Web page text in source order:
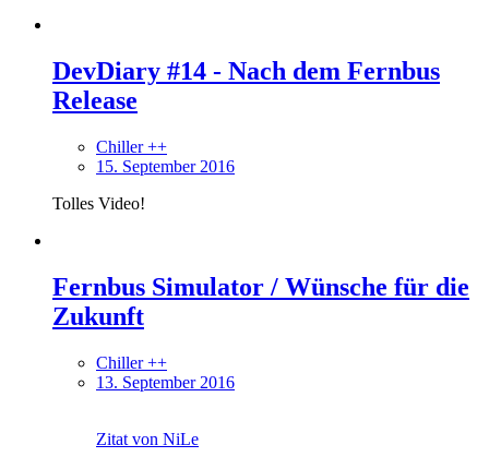
DevDiary #14 - Nach dem Fernbus
Release
Chiller ++
15. September 2016
Tolles Video!
Fernbus Simulator / Wünsche für die
Zukunft
Chiller ++
13. September 2016
Zitat von NiLe